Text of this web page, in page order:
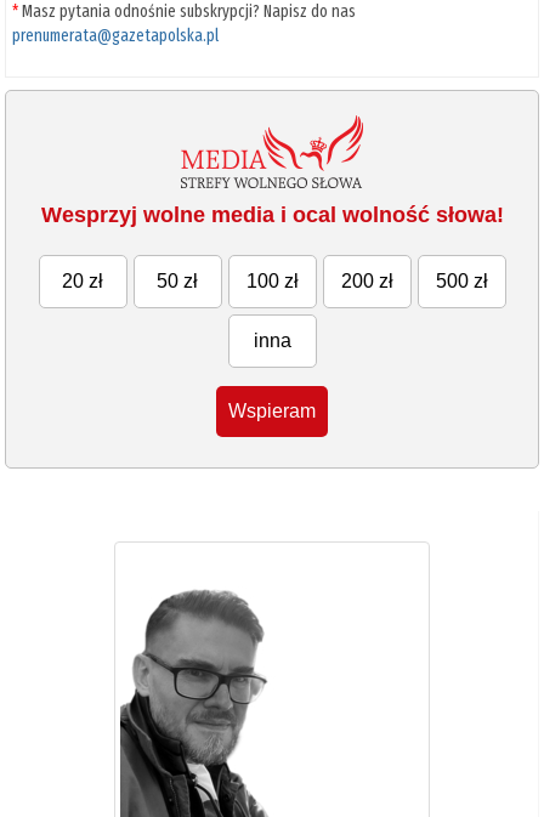
*Masz pytania odnośnie subskrypcji? Napisz do nas
prenumerata@gazetapolska.pl
Wesprzyj wolne media i ocal wolność słowa!
20 zł 50 zł 100 zł 200 zł 500 zł
inna
Wspieram